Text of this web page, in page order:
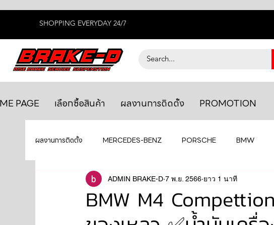
SHOPPING EVERYDAY 24/7
PAGE เลือกซื้อสินค้า ผลงานการติดตั้ง PROMOTION
ผลงานการติดตั้ง MERCEDES-BENZ PORSCHE BMW
BENTLEY LEXUS ยางรถยนต์ AUDI MASERATI
MAHLE MAZDA TOYOTA HONDA
BMW M4
ADMIN BRAKE-D 7 พ.ย. 2566 ยาว 1 นาที